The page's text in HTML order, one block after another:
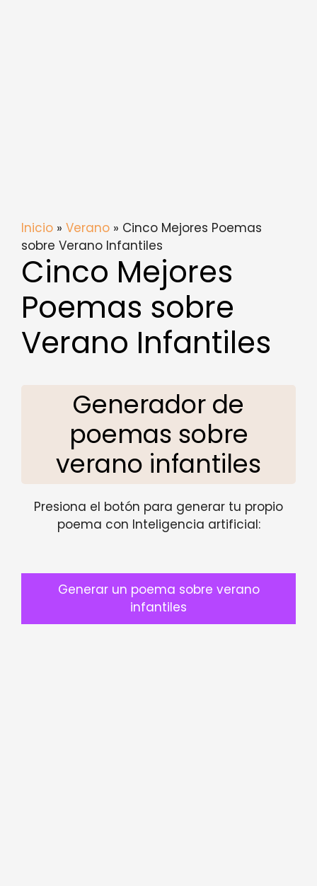
Inicio » Verano » Cinco Mejores Poemas
sobre Verano Infantiles
Cinco Mejores
Poemas sobre
Verano Infantiles
Generador de
poemas sobre
verano infantiles
Presiona el botón para generar tu propio
poema con Inteligencia artificial:
Generar un poema sobre verano
infantiles